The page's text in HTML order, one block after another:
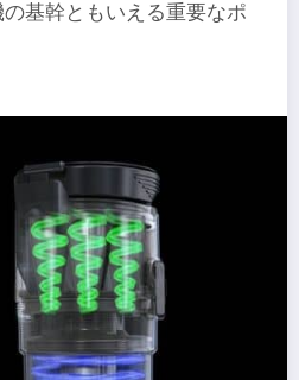
基幹ともいえる重要なポ